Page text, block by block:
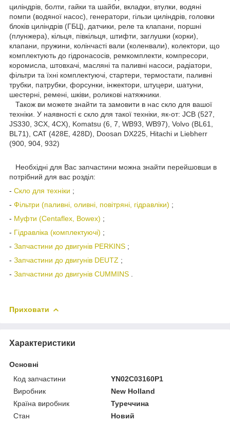
циліндрів, болти, гайки та шайби, вкладки, втулки, водяні
помпи (водяної насос), генератори, гільзи циліндрів, головки
блоків циліндрів (ГБЦ), датчики, реле та клапани, поршні
(плунжера), кільця, півкільця, штифти, заглушки (корки),
клапани, пружини, колінчасті вали (коленвали), колектори, що
комплектують до гідронасосів, ремкомплекти, компресори,
коромисла, штовхачі, масляні та паливні насоси, радіатори,
фільтри та їхні комплектуючі, стартери, термостати, паливні
трубки, патрубки, форсунки, інжектори, штуцери, шатуни,
шестерні, ремені, шківи, роликові натяжники.
Також ви можете знайти та замовити в нас скло для вашої
техніки. У наявності є скло для такої техніки, як-от: JCB (527,
JS330, 3CX, 4CX), Komatsu (6, 7, WB93, WB97), Volvo (BL61,
BL71), CAT (428E, 428D), Doosan DX225, Hitachi и Liebherr
(900, 904, 932)
Необхідні для Вас запчастини можна знайти перейшовши в
потрібний для вас розділ:
- Скло для техніки ;
- Фільтри (паливні, оливні, повітряні, гідравліки) ;
- Муфти (Centaflex, Bowex) ;
- Гідравліка (комплектуючі) ;
- Запчастини до двигунів PERKINS ;
- Запчастини до двигунів DEUTZ ;
- Запчастини до двигунів CUMMINS
Приховати
Характеристики
Основні
Код запчастини
YN02C03160P1
Виробник
New Holland
Країна виробник
Туреччина
Стан
Новий